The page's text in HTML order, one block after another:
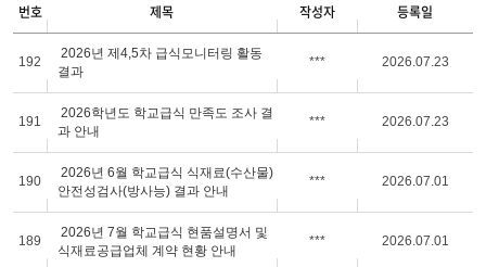
번호 제목 작성자 등록일
192
2026년 제4,5차 급식모니터링 활동
결과
*** 2026.07.23
191
2026학년도 학교급식 만족도 조사 결
과 안내
*** 2026.07.23
190
2026년 6월 학교급식 식재료(수산물)
안전성검사(방사능) 결과 안내
*** 2026.07.01
189
2026년 7월 학교급식 현품설명서 및
식재료공급업체 계약 현황 안내
*** 2026.07.01